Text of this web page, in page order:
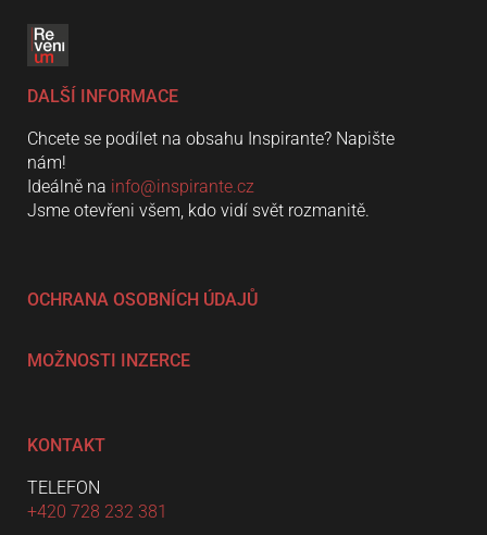
DALŠÍ INFORMACE
Chcete se podílet na obsahu Inspirante? Napište
nám!
Ideálně na info@inspirante.cz
Jsme otevřeni všem, kdo vidí svět rozmanitě.
OCHRANA OSOBNÍCH ÚDAJŮ
MOŽNOSTI INZERCE
KONTAKT
TELEFON
+420 728 232 381